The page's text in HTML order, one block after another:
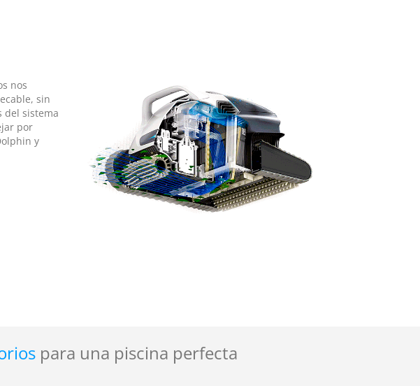
nos
sin
del sistema
por
y
para una piscina perfecta